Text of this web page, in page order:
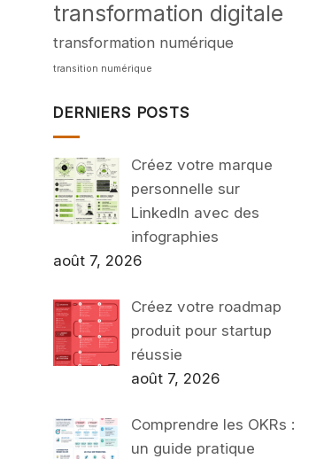
transformation digitale
transformation numérique
transition numérique
DERNIERS POSTS
Créez votre marque
personnelle sur
LinkedIn avec des
infographies
août 7, 2026
Créez votre roadmap
produit pour startup
réussie
août 7, 2026
Comprendre les OKRs :
un guide pratique